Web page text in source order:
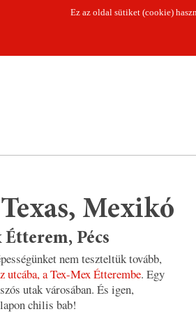
Ez az oldal sütiket (cookie)
Mexikó
Pécs
nem teszteltük tovább,
utcába, a Tex-Mex Étterembe. Egy
utak városában. És igen,
chilis bab!